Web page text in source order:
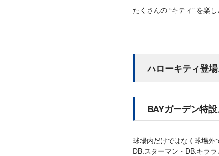
たくさんの “キティ” を楽
ハローキティ登
BAYガーデン特
球場内だけではなく球場外
DB.スターマン・DB.キラ